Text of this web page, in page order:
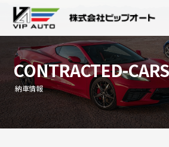
CONTRACTED-CARS
納車情報